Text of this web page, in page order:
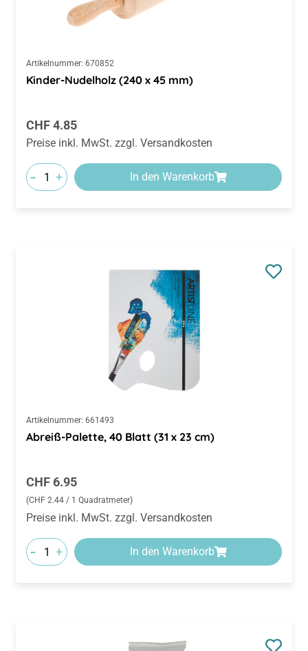
Artikelnummer: 670852
Kinder-Nudelholz (240 x 45 mm)
Regulärer Preis:
CHF 4.85
Preise inkl. MwSt. zzgl. Versandkosten
- + In den Warenkorb
Artikelnummer: 661493
Abreiß-Palette, 40 Blatt (31 x 23 cm)
Regulärer Preis:
CHF 6.95
(CHF 2.44 / 1 Quadratmeter)
Preise inkl. MwSt. zzgl. Versandkosten
- + In den Warenkorb